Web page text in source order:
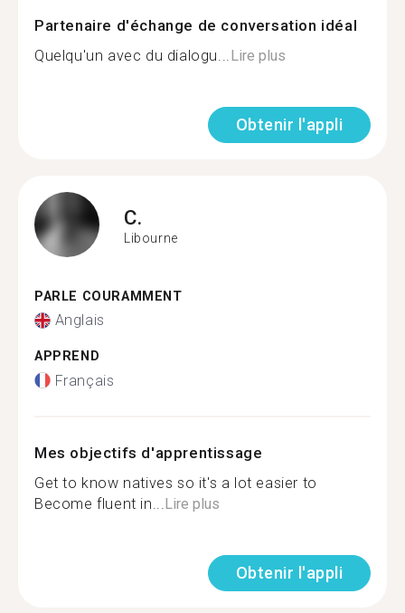
Partenaire d'échange de conversation idéal
Quelqu'un avec du dialogu... Lire plus
Obtenir l'appli
C.
Libourne
PARLE COURAMMENT
Anglais
APPREND
Français
Mes objectifs d'apprentissage
Get to know natives so it's a lot easier to
Become fluent in... Lire plus
Obtenir l'appli